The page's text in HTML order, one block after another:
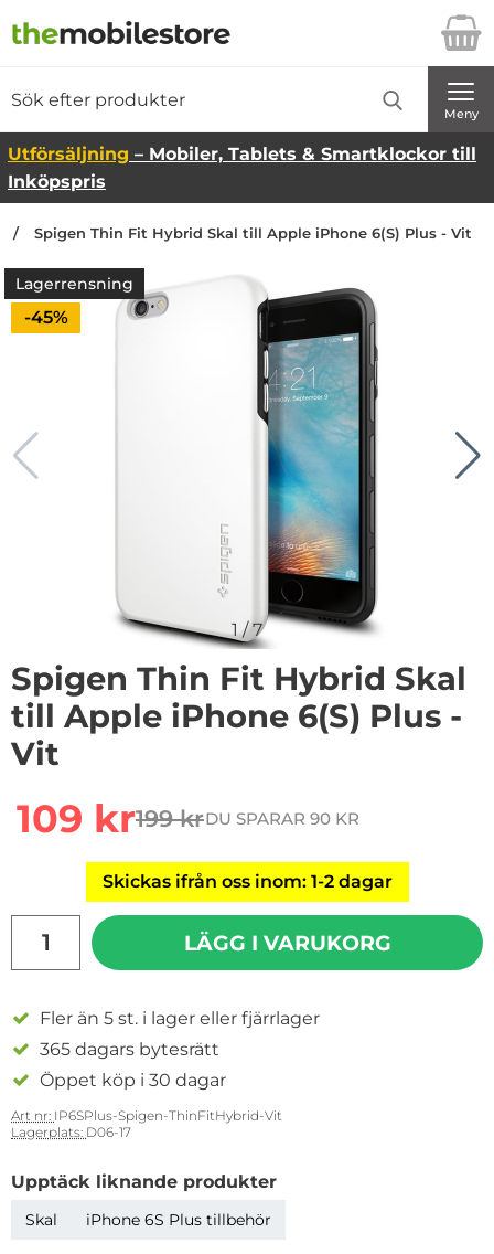
Startsidan för Danira Telecom AB
Meny
Utförsäljning – Mobiler, Tablets & Smartklockor till
Inköpspris
Spigen Thin Fit Hybrid Skal till Apple iPhone 6(S) Plus - Vit
Lagerrensning
Priset är nedsatt med
-45%
1/7
Spigen Thin Fit Hybrid Skal
till Apple iPhone 6(S) Plus -
Vit
rea pris
109 krtidigare pris
199 krDU SPARAR 90 KR
Skickas ifrån oss inom: 1-2 dagar
LÄGG I VARUKORG
Fler än 5 st. i lager eller fjärrlager
365 dagars bytesrätt
Öppet köp i 30 dagar
Art nr: IP6SPlus-Spigen-ThinFitHybrid-Vit
Lagerplats: D06-17
Upptäck liknande produkter
Skal iPhone 6S Plus tillbehör